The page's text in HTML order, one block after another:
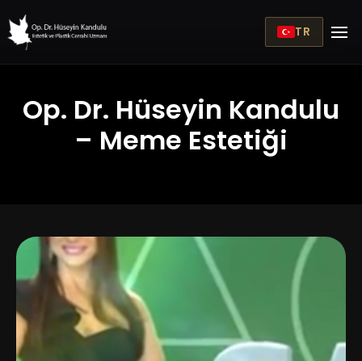
TR
Op. Dr. Hüseyin Kandulu
– Meme Estetiği